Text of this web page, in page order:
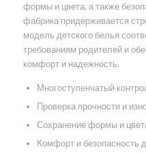
формы и цвета, а также
фабрика придерживается
модель детского белья
требованиям родителей и
комфорт и надежность.
Многоступенчатый
Проверка прочности и
Сохранение формы и
Комфорт и безопасность